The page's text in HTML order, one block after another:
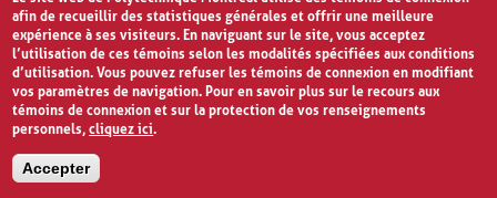
Classement (3) Manipulation (4) Support (2)
PAGES
« ‹ 1 2 3 4 › »
afin de recueillir des statistiques générales et offrir une meilleure
expérience à ses visiteurs. En naviguant sur le site, vous acceptez
l’utilisation de ces témoins selon les modalités spécifiées aux conditions
d’utilisation. Vous pouvez refuser les témoins de connexion en modifiant
vos paramètres de navigation. Pour en savoir plus sur le recours aux
témoins de connexion et sur la protection de vos renseignements
personnels,cliquez ici.
Accepter